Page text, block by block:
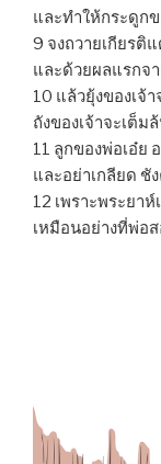
และทำให้กระดูก
9 จงถวายเกียรติ
และด้วยผลแรกจ
10 แล้วยุ้งของเจ้
ถังของเจ้าจะเต็ม
11 ลูกของพ่อเอ๋ย
และอย่าเกลียด ชั
12 เพราะพระยา
เหมือนอย่างที่พ่อ